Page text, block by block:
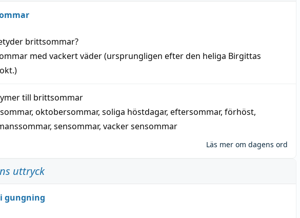
brittsommar?
med vackertväder(ursprungligen efter den heliga Birgittas
till brittsommar
, oktobersommar, soliga höstdagar, eftersommar, förhöst,
, sensommar, vacker sensommar
Läs mer om dagens ord
uttryck
gungning